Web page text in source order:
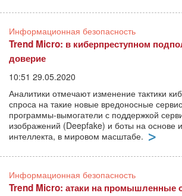
Информационная безопасность
Trend Micro: в киберпреступном
доверие
10:51 29.05.2020
Аналитики отмечают изменение тактики
спроса на такие новые вредоносные
программы-вымогатели с поддержкой
изображений (Deepfake) и боты на основе
интеллекта, в мировом масштабе.
Информационная безопасность
Trend Micro: атаки на промышленные